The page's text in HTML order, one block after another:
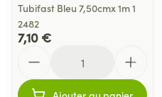
Tubifast Bleu 7,50cmx 1m 1
2482
7,10 €